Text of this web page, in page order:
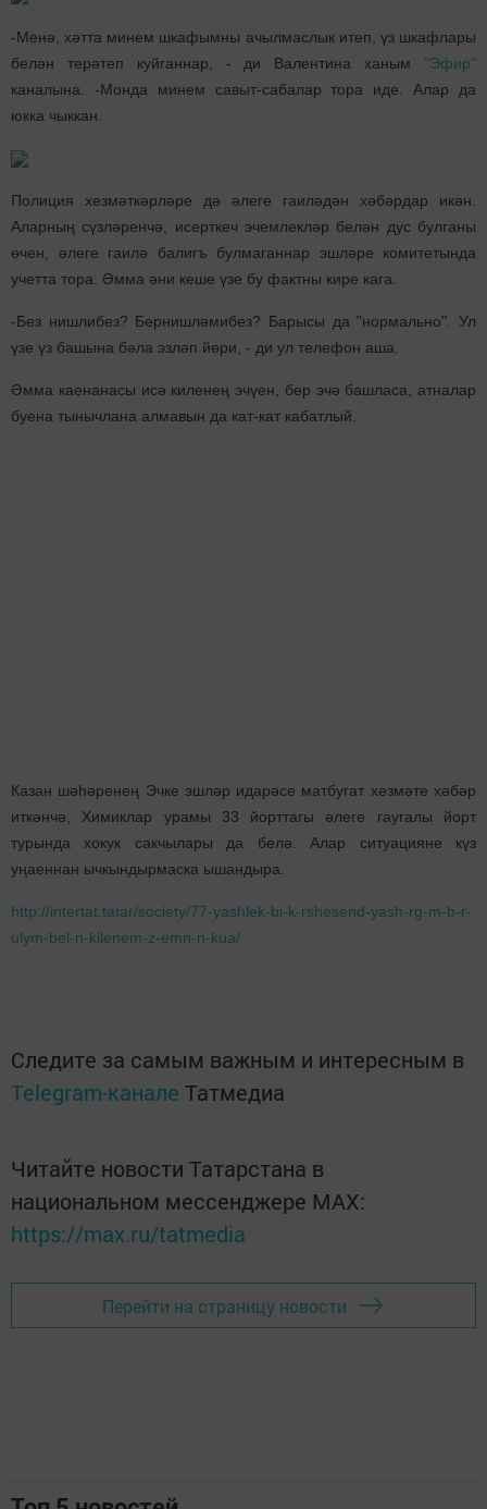
-Менә, хәтта минем шкафымны ачылмаслык итеп, үз шкафлары
белән терәтеп куйганнар, - ди Валентина ханым "Эфир"
каналына. -Монда минем савыт-сабалар тора иде. Алар да
юкка чыккан.
Полиция хезмәткәрләре дә әлеге гаиләдән хәбәрдар икән.
Аларның сүзләренчә, исерткеч эчемлекләр белән дус булганы
өчен, әлеге гаилә балигъ булмаганнар эшләре комитетында
учетта тора. Әмма әни кеше үзе бу фактны кире кага.
-Без нишлибез? Бернишләмибез? Барысы да "нормально". Ул
үзе үз башына бәла эзләп йөри, - ди ул телефон аша.
Әмма каенанасы исә киленең эчүен, бер эчә башласа, атналар
буена тынычлана алмавын да кат-кат кабатлый.
Казан шәһәренең Эчке эшләр идарәсе матбугат хезмәте хәбәр
иткәнчә, Химиклар урамы 33 йорттагы әлеге гаугалы йорт
турында хокук сакчылары да белә. Алар ситуацияне күз
уңаеннан ычкындырмаска ышандыра.
http://intertat.tatar/society/77-yashlek-bi-k-rshesend-yash-rg-m-b-r-
ulym-bel-n-kilenem-z-emn-n-kua/
Следите за самым важным и интересным в
Telegram-канале Татмедиа
Читайте новости Татарстана в
национальном мессенджере MАХ:
https://max.ru/tatmedia
Перейти на страницу новости